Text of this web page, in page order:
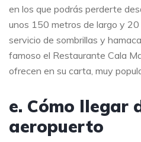
en los que podrás perderte
unos 150 metros de largo y
servicio de sombrillas y
famoso el Restaurante Cala
ofrecen en su carta, muy
e. Cómo llegar
aeropuerto